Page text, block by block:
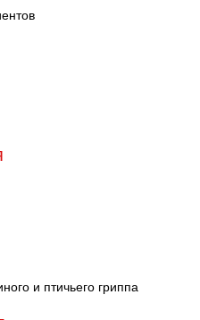
и птичьего гриппа